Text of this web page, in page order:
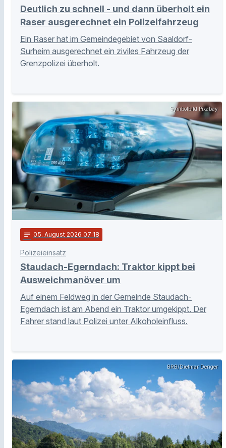
Deutlich zu schnell - und dann überholt ein
Raser ausgerechnet ein Polizeifahrzeug
Ein Raser hat im Gemeindegebiet von Saaldorf-
Surheim ausgerechnet ein ziviles Fahrzeug der
Grenzpolizei überholt.
Symbolbild Pixabay
notes 05. August 2026 07:18
Polizeieinsatz
Staudach-Egerndach: Traktor kippt bei
Ausweichmanöver um
Auf einem Feldweg in der Gemeinde Staudach-
Egerndach ist am Abend ein Traktor umgekippt. Der
Fahrer stand laut Polizei unter Alkoholeinfluss.
BRB/Dietmar Denger